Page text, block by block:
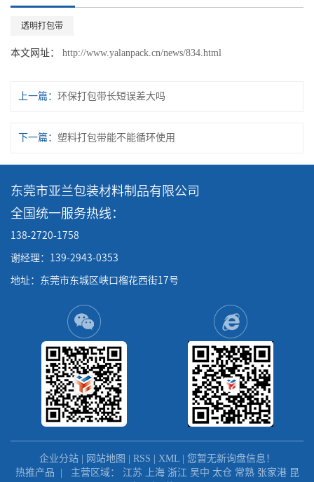
透明打包带
本文网址： http://www.yalanpack.cn/news/834.html
上一篇： 环保打包带长短误差大吗
下一篇： 塑料打包带能不能循环使用
东莞市亚兰包装材料制品有限公司
全国统一服务热线：
138-2720-1758
谢经理：139-2943-0353
地址：东莞市东城区峡口榴花西街17号
企业分站| 网站地图 RSS XML| 您暂无新询盘信息！
热推产品 | 主营区域： 江苏 上海 浙江 吴中 太仓 常熟 张家港 昆